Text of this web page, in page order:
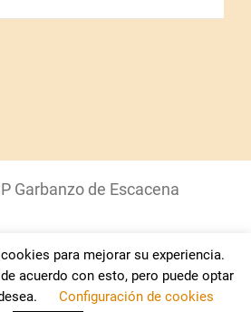
Garbanzo de Escacena
de Privacidad – Política de
Cookies
para mejorar su experiencia.
acuerdo con esto, pero puede optar
Configuración de cookies